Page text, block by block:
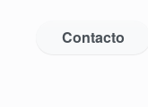
Contacto